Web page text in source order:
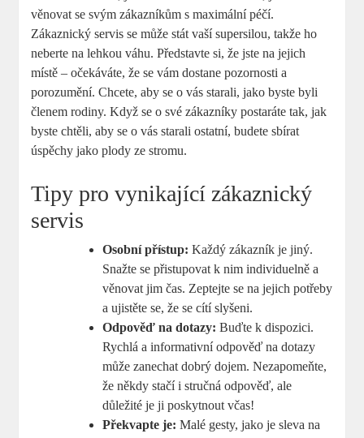
věnovat se svým zákazníkům s maximální péčí.
Zákaznický servis se může stát vaší supersilou, takže ho
neberte na lehkou váhu. Představte si, že jste na jejich
místě – očekáváte, že se vám dostane pozornosti a
porozumění. Chcete, aby se o vás starali, jako byste byli
členem rodiny. Když se o své zákazníky postaráte tak, jak
byste chtěli, aby se o vás starali ostatní, budete sbírat
úspěchy jako plody ze stromu.
Tipy pro vynikající zákaznický
servis
Osobní přístup: Každý zákazník je jiný.
Snažte se přistupovat k nim individuelně a
věnovat jim čas. Zeptejte se na jejich potřeby
a ujistěte se, že se cítí slyšeni.
Odpověď na dotazy: Buďte k dispozici.
Rychlá a informativní odpověď na dotazy
může zanechat dobrý dojem. Nezapomeňte,
že někdy stačí i stručná odpověď, ale
důležité je ji poskytnout včas!
Překvapte je: Malé gesty, jako je sleva na